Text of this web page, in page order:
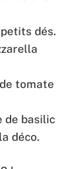
dés.
tomate
de basilic
déco.